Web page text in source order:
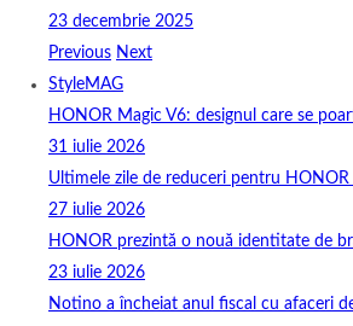
23 decembrie 2025
Previous Next
StyleMAG
HONOR Magic V6: designul care se
31 iulie 2026
Ultimele zile de reduceri pentru
27 iulie 2026
HONOR prezintă o nouă identitate de
23 iulie 2026
Notino a încheiat anul fiscal cu afaceri